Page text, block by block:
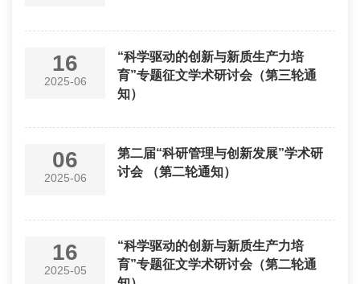
16
2025-06
“科学驱动的创新与新质生产力培
育”专题征文学术研讨会（第三轮通
知）
06
2025-06
第二届“科研管理与创新发展”学术研
讨会 （第二轮通知）
16
2025-05
“科学驱动的创新与新质生产力培
育”专题征文学术研讨会（第二轮通